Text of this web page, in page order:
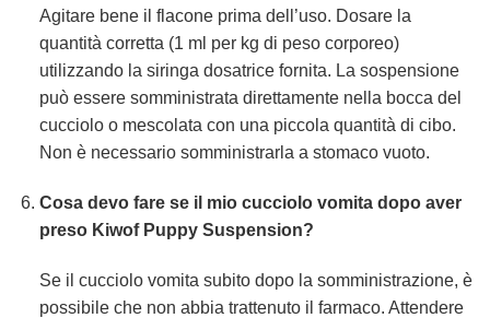
Agitare bene il flacone prima dell’uso. Dosare la
quantità corretta (1 ml per kg di peso corporeo)
utilizzando la siringa dosatrice fornita. La sospensione
può essere somministrata direttamente nella bocca del
cucciolo o mescolata con una piccola quantità di cibo.
Non è necessario somministrarla a stomaco vuoto.
Cosa devo fare se il mio cucciolo vomita dopo aver
preso Kiwof Puppy Suspension?
Se il cucciolo vomita subito dopo la somministrazione, è
possibile che non abbia trattenuto il farmaco. Attendere